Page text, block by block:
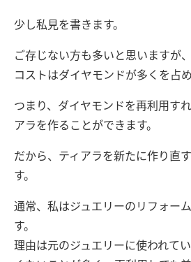
少し私見を書きます。
ご存じない方も多いと思いますが
コストはダイヤモンドが多くを占め
つまり、ダイヤモンドを再利用す
アラを作ることができます。
だから、ティアラを新たに作り直
す。
通常、私はジュエリーのリフォー
す。
理由は元のジュエリーに使われて